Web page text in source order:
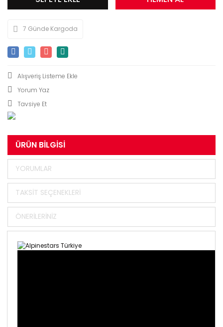
7 Günde Kargoda
Yorum Yaz
Tavsiye Et
ÜRÜN BILGISI
YORUMLAR
TAKSIT SEÇENEKLERI
ÖNERILERINIZ